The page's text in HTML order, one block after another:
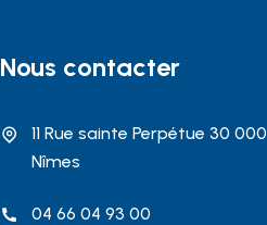
Nous contacter
11 Rue sainte Perpétue 30 000
Nîmes
04 66 04 93 00